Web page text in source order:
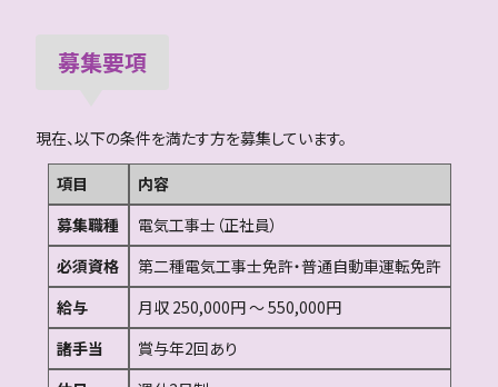
募集要項
現在、以下の条件を満たす方を募集しています。
項目
内容
募集職種
電気工事士（正社員）
必須資格
第二種電気工事士免許・普通自動車運転免許
給与
月収 250,000円 〜 550,000円
諸手当
賞与年2回あり